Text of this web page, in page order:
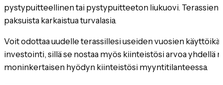
pystypuitteellinen tai pystypuitteeton liukuovi. Terassien
paksuista karkaistua turvalasia.
Voit odottaa uudelle terassillesi useiden vuosien
investointi, sillä se nostaa myös kiinteistösi arvoa yhdellä
moninkertaisen hyödyn kiinteistösi myyntitilanteessa.